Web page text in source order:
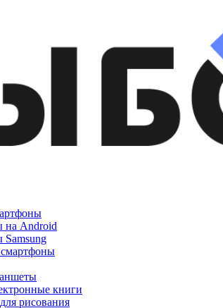
на Android
книги
рисования